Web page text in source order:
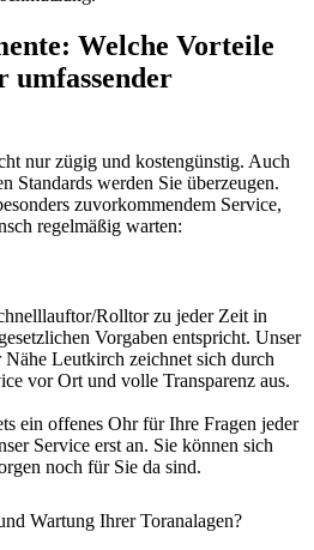
Welche Vorteile
umfassender
nur zügig und kostengünstig. Auch
Standards werden Sie überzeugen.
zuvorkommendem Service,
regelmäßig warten:
Rolltor zu jeder Zeit in
Vorgaben entspricht. Unser
Leutkirch zeichnet sich durch
vor Ort und volle Transparenz aus.
ein offenes Ohr für Ihre Fragen jeder
Service erst an. Sie können sich
noch für Sie da sind.
Wartung Ihrer Toranalagen?